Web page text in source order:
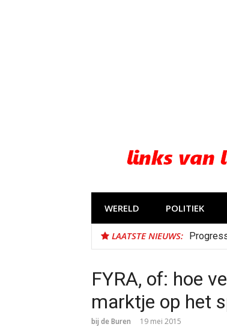
WERELD POLITIEK
LAATSTE NIEUWS:
FYRA, of: hoe
marktje op het
bij de Buren 19 mei 2015